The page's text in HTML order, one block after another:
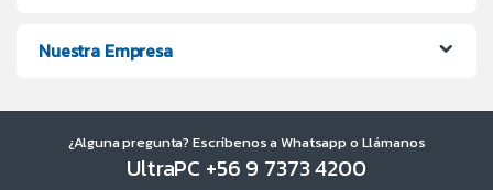
Nuestra Empresa
¿Alguna pregunta? Escríbenos a Whatsapp o Llámanos
UltraPC +56 9 7373 4200